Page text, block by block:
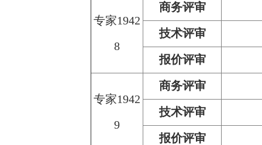
专家1942
8
商务评审
技术评审
报价评审
专家1942
9
商务评审
技术评审
报价评审